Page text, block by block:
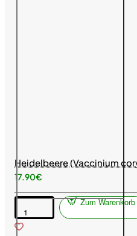
Heidelbeere (Vaccinium
17.90€
Heidelbeere
(Vaccinium
corymbosum)
Zum Warenkorb